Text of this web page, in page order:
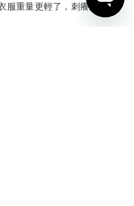
服重量更輕了，刺癢的感覺
BUY NOW